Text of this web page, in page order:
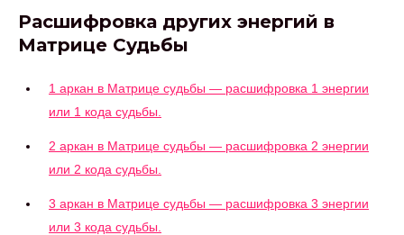
Расшифровка других энергий в
Матрице Судьбы
1 аркан в Матрице судьбы — расшифровка 1 энергии
или 1 кода судьбы.
2 аркан в Матрице судьбы — расшифровка 2 энергии
или 2 кода судьбы.
3 аркан в Матрице судьбы — расшифровка 3 энергии
или 3 кода судьбы.